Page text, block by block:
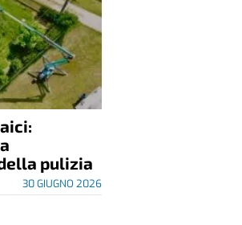
pulizia
30 GIUGNO 2026